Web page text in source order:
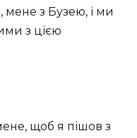
мене з Бузею, і ми
з цією
щоб я пішов з